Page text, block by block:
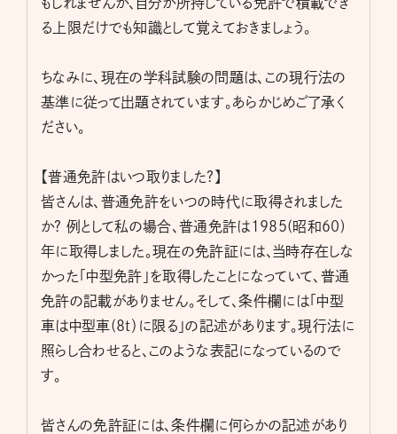
る上限だけでも知識として覚えておきましょう。
ちなみに、現在の学科試験の問題は、この現行法の
基準に従って出題されています。あらかじめご了承く
ださい。
【普通免許はいつ取りました?】
皆さんは、普通免許をいつの時代に取得されました
か? 例として私の場合、普通免許は1985(昭和60)
年に取得しました。現在の免許証には、当時存在しな
かった「中型免許」を取得したことになっていて、普通
免許の記載がありません。そして、条件欄には「中型
車は中型車(8t）に限る」の記述があります。現行法に
照らし合わせると、このような表記になっているので
す。
皆さんの免許証には、条件欄に何らかの記述があり